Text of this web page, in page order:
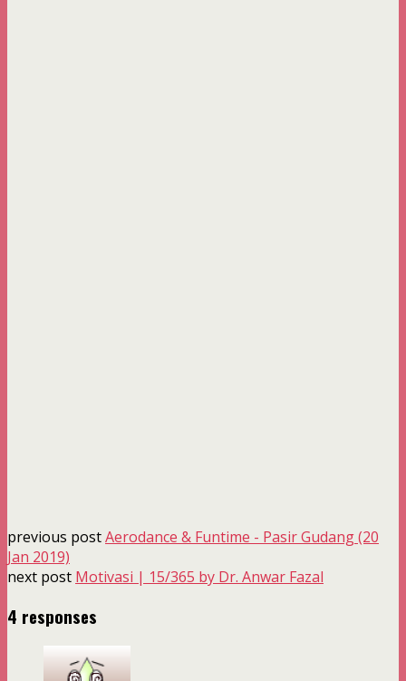
previous postAerodance & Funtime - Pasir Gudang (20
Jan 2019)
next post Motivasi | 15/365 by Dr. Anwar Fazal
4 responses